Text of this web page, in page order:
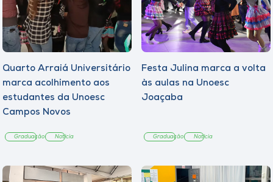
Quarto Arraiá Universitário
marca acolhimento aos
estudantes da Unoesc
Campos Novos
Graduação Notícia
Festa Julina marca a volta
às aulas na Unoesc
Joaçaba
Graduação Notícia